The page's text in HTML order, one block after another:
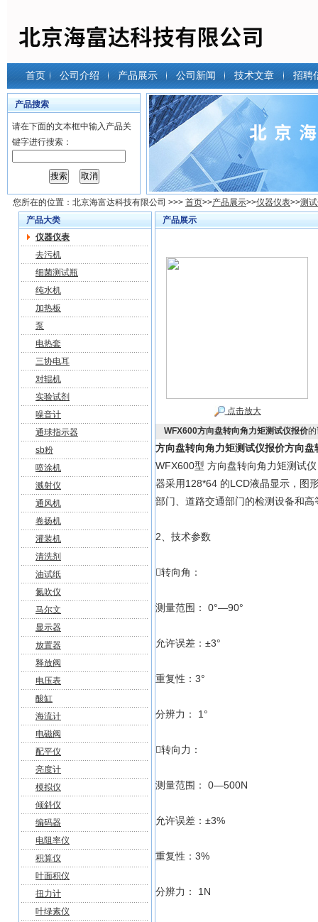
首页 公司介绍 产品展示 公司新闻 技术文章 招聘
产品搜索
请在下面的文本框中输入产品关
键字进行搜索：
您所在的位置： 北京海富达科技有限公司 >>> 首页>>产品展示>>仪器仪表>>测
产品大类
仪器仪表
去污机
细菌测试瓶
纯水机
加热板
泵
电热套
三协电耳
对辊机
实验试剂
噪音计
通球指示器
sb粉
喷涂机
溅射仪
通风机
卷扬机
灌装机
清洗剂
油试纸
氮吹仪
马尔文
显示器
放置器
释放阀
电压表
酸缸
海流计
电磁阀
配平仪
亮度计
模拟仪
倾斜仪
编码器
电阻率仪
积算仪
叶面积仪
扭力计
叶绿素仪
产品展示
点击放大
WFX600方向盘转向角力矩测试仪报价
方向盘转向角力矩测试仪报价方向盘
WFX600型 方向盘转向角力矩测试
器采用128*64 的LCD液晶显示，图
部门、道路交通部门的检测设备和
2、技术参数
转向角：
测量范围： 0°—90°
允许误差：±3°
重复性：3°
分辨力： 1°
转向力：
测量范围： 0—500N
允许误差：±3%
重复性：3%
分辨力： 1N